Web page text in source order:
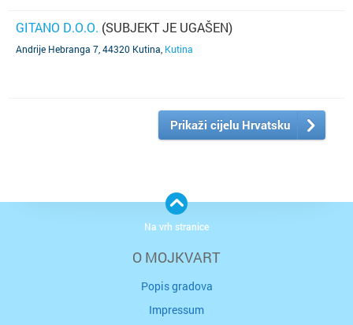
GITANO D.O.O. (SUBJEKT JE UGAŠEN)
Andrije Hebranga 7, 44320 Kutina Kutina
Prikaži cijelu Hrvatsku
O MOJKVART
Popis gradova
Impressum
Na vrh stranice